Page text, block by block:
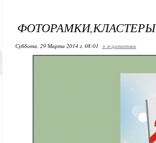
ФОТОРАМКИ,КЛАСТЕРЫ
Суббота, 29 Марта 2014 г. 08:01 + в цитатник